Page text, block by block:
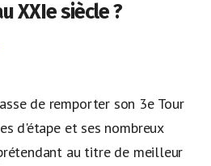
XXIe siècle ?
de remporter son 3e Tour
d'étape et ses nombreux
au titre de meilleur